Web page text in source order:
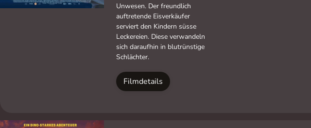
Unwesen. Der freundlich
auftretende Eisverkäufer
serviert den Kindern süsse
Leckereien. Diese verwandeln
sich daraufhin in blutrünstige
Schlächter.
Filmdetails